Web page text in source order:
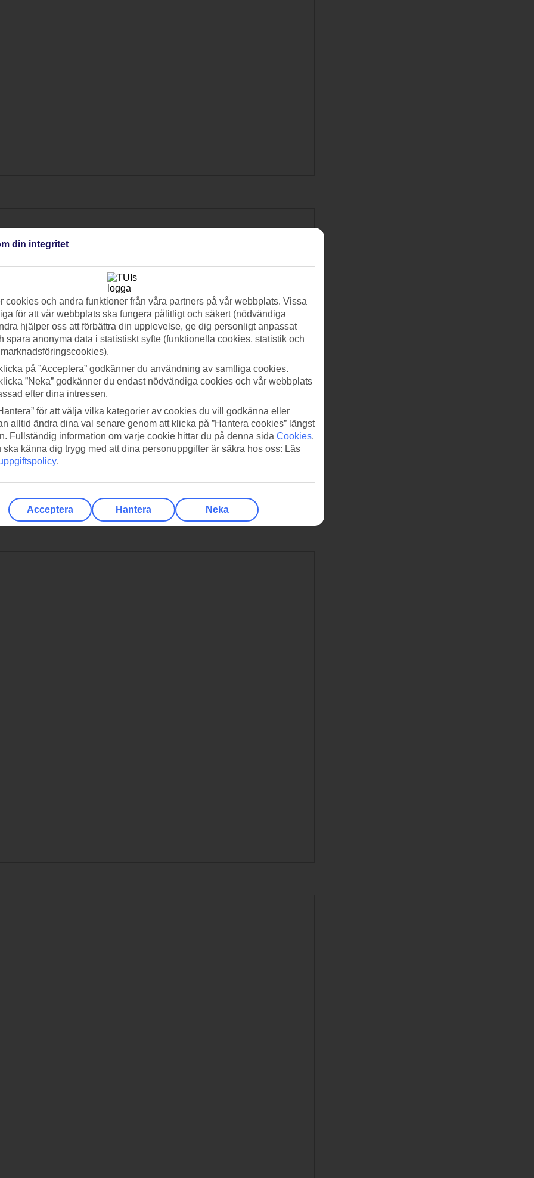
din integritet
cookies och andra funktioner från våra partners på vår webbplats. Vissa
för att vår webbplats ska fungera pålitligt och säkert (nödvändiga
hjälper oss att förbättra din upplevelse, ge dig personligt anpassat
spara anonyma data i statistiskt syfte (funktionella cookies, statistik och
på ”Acceptera” godkänner du användning av samtliga cookies.
”Neka” godkänner du endast nödvändiga cookies och vår webbplats
efter dina intressen.
för att välja vilka kategorier av cookies du vill godkänna eller
alltid ändra dina val senare genom att klicka på ”Hantera cookies” längst
Fullständig information om varje cookie hittar du på denna sida Cookies.
ska känna dig trygg med att dina personuppgifter är säkra hos oss: Läs
.
Acceptera Hantera Neka